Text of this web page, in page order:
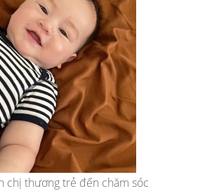
chị thương trẻ đến chăm sóc